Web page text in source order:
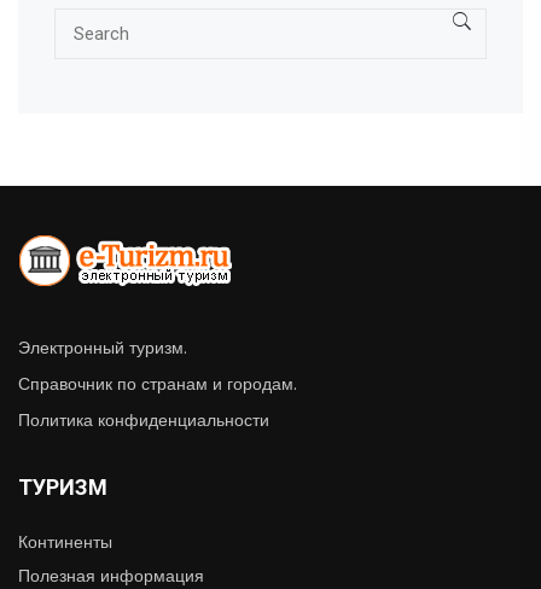
Электронный туризм.
Справочник по странам и городам.
Политика конфиденциальности
ТУРИЗМ
Континенты
Полезная информация